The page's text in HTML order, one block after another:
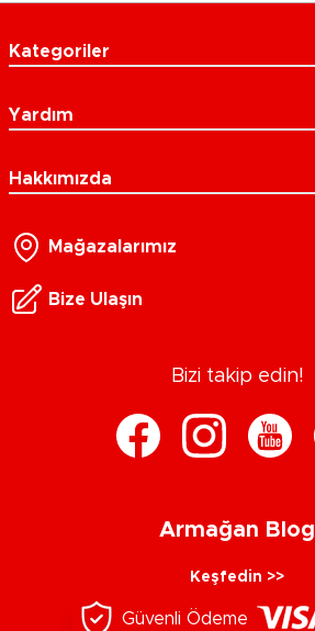
Kategoriler
Yardım
Hakkımızda
Mağazalarımız
Bize Ulaşın
Bizi takip edin!
Armağan Blog
Keşfedin >>
Güvenli Ödeme